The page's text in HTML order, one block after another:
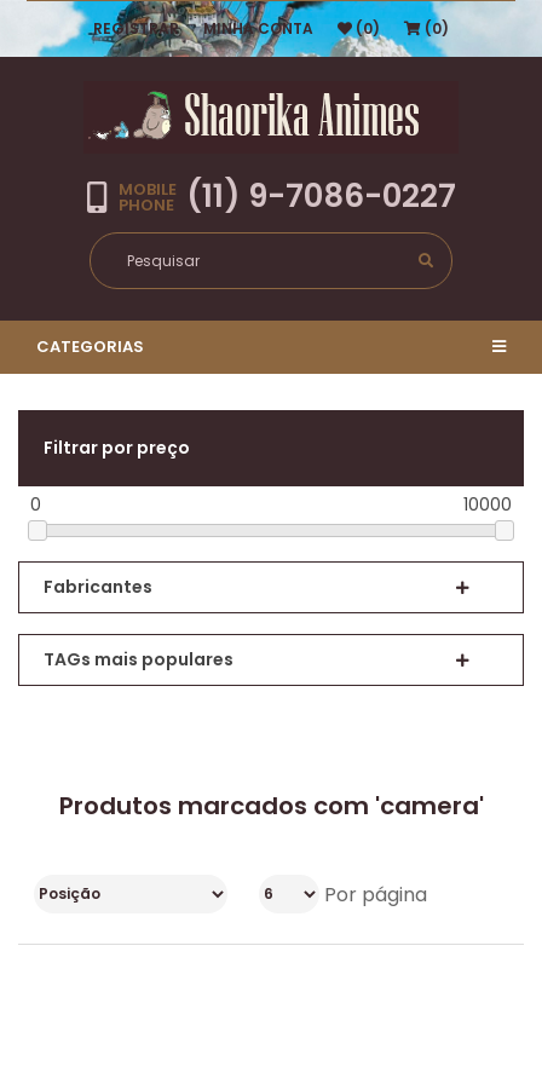
REGISTRAR MINHA CONTA (0) (0)
MOBILE
PHONE (11) 9-7086-0227
CATEGORIAS
Filtrar por preço
0 10000
Fabricantes
TAGs mais populares
Produtos marcados com 'camera'
Por página